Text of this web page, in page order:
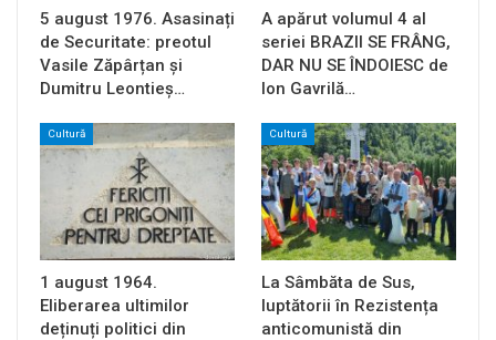
5 august 1976. Asasinați
de Securitate: preotul
Vasile Zăpârțan și
Dumitru Leontieș…
A apărut volumul 4 al
seriei BRAZII SE FRÂNG,
DAR NU SE ÎNDOIESC de
Ion Gavrilă…
Cultură
1 august 1964.
Eliberarea ultimilor
deținuți politici din
Cultură
La Sâmbăta de Sus,
luptătorii în Rezistența
anticomunistă din